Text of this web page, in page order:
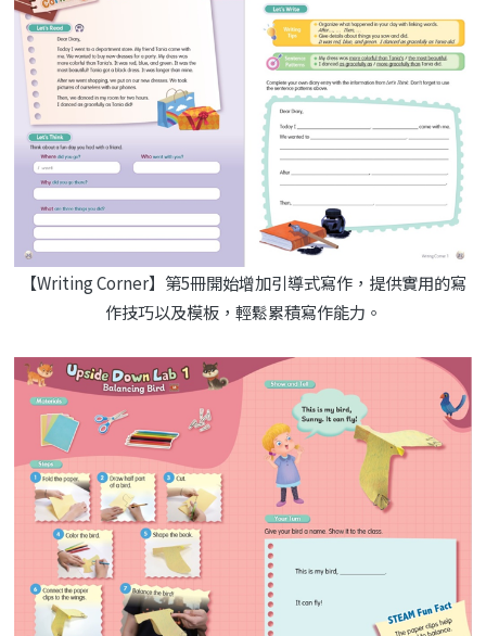
【Writing Corner】第5冊開始增加引導式寫作，提供實用的寫
作技巧以及模板，輕鬆累積寫作能力。